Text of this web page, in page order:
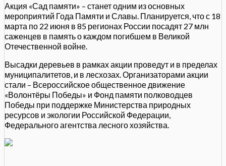
Акция «Сад памяти» – станет одним из основных
мероприятий Года Памяти и Славы. Планируется, что с 18
марта по 22 июня в 85 регионах России посадят 27 млн
саженцев в память о каждом погибшем в Великой
Отечественной войне.
Высадки деревьев в рамках акции проведут и в пределах
муниципалитетов, и в лесхозах. Организаторами акции
стали – Всероссийское общественное движение
«Волонтёры Победы» и Фонд памяти полководцев
Победы при поддержке Министерства природных
ресурсов и экологии Российской Федерации,
Федерального агентства лесного хозяйства.